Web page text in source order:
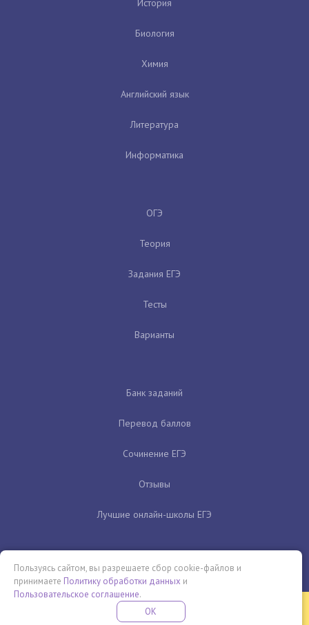
История
Биология
Химия
Английский язык
Литература
Информатика
ОГЭ
Теория
Задания ЕГЭ
Тесты
Варианты
Банк заданий
Перевод баллов
Сочинение ЕГЭ
Отзывы
Лучшие онлайн-школы ЕГЭ
Бесплатная летняя школа
ПРОВЕДИ ЭТО ЛЕТО С ПОЛЬЗОЙ
Пользуясь сайтом, вы разрешаете сбор cookie-файлов и
принимаете Политику обработки данных и
Пользовательское соглашение.
OK